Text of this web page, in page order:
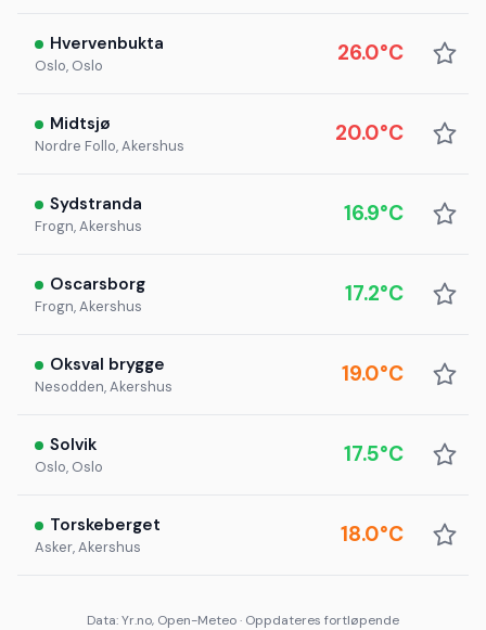
Hvervenbukta
Oslo, Oslo 26.0°C
Midtsjø
Nordre Follo, Akershus 20.0°C
Sydstranda
Frogn, Akershus 16.9°C
Oscarsborg
Frogn, Akershus 17.2°C
Oksval brygge
Nesodden, Akershus 19.0°C
Solvik
Oslo, Oslo 17.5°C
Torskeberget
Asker, Akershus 18.0°C
Data: Yr.no, Open-Meteo · Oppdateres fortløpende